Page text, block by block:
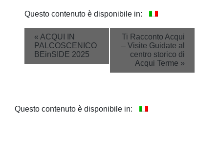
Questo contenuto è disponibile in:
Event
Navigation
« ACQUI IN
PALCOSCENICO
BEinSIDE 2025
Ti Racconto Acqui
– Visite Guidate al
centro storico di
Acqui Terme »
Questo contenuto è disponibile in: